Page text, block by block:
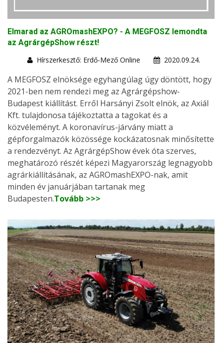
Elmarad az AGROmashEXPO? - A MEGFOSZ lemondta
az AgrárgépShow részt!
Hírszerkesztő: Erdő-Mező Online
2020.09.24.
A MEGFOSZ elnöksége egyhangúlag úgy döntött, hogy
2021-ben nem rendezi meg az Agrárgépshow-
Budapest kiállítást. Erről Harsányi Zsolt elnök, az Axiál
Kft. tulajdonosa tájékoztatta a tagokat és a
közvéleményt. A koronavírus-járvány miatt a
gépforgalmazók közössége kockázatosnak minősítette
a rendezvényt. Az AgrárgépShow évek óta szerves,
meghatározó részét képezi Magyarország legnagyobb
agrárkiállításának, az AGROmashEXPO-nak, amit
minden év januárjában tartanak meg
Budapesten.Tovább >>>